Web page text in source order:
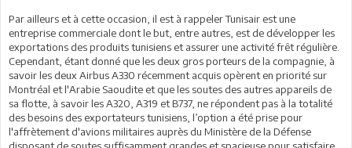
Par ailleurs et à cette occasion, il est à rappeler Tunisair est une
entreprise commerciale dont le but, entre autres, est de développer les
exportations des produits tunisiens et assurer une activité frêt régulière.
Cependant, étant donné que les deux gros porteurs de la compagnie, à
savoir les deux Airbus A330 récemment acquis opèrent en priorité sur
Montréal et l'Arabie Saoudite et que les soutes des autres appareils de
sa flotte, à savoir les A320, A319 et B737, ne répondent pas à la totalité
des besoins des exportateurs tunisiens, l’option a été prise pour
l'affrètement d'avions militaires auprès du Ministère de la Défense